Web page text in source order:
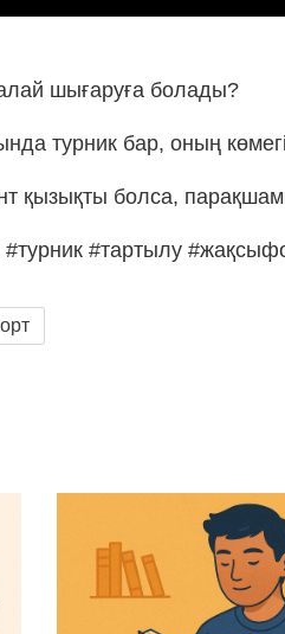
шығаруға болады?
турник бар, оның
қызықты болса,
#турник #тартылу